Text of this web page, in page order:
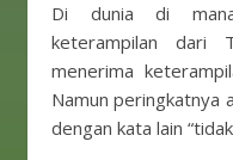
Di dunia di
keterampilan dari
menerima
Namun peringkatnya
dengan kata lain